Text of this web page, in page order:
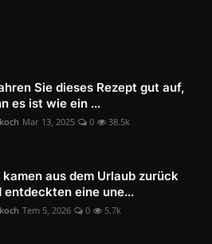
Sie dieses Rezept gut auf,
es ist wie ein ...
Mar 13, 2025 0 38.5k
kamen aus dem Urlaub zurück
entdeckten eine une...
Tem 5, 2026 0 5.7k